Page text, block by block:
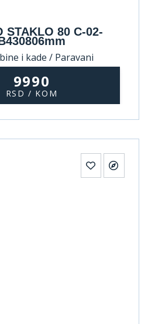
STAKLO 80 C-02-
i kade / Paravani
9990
RSD / KOM